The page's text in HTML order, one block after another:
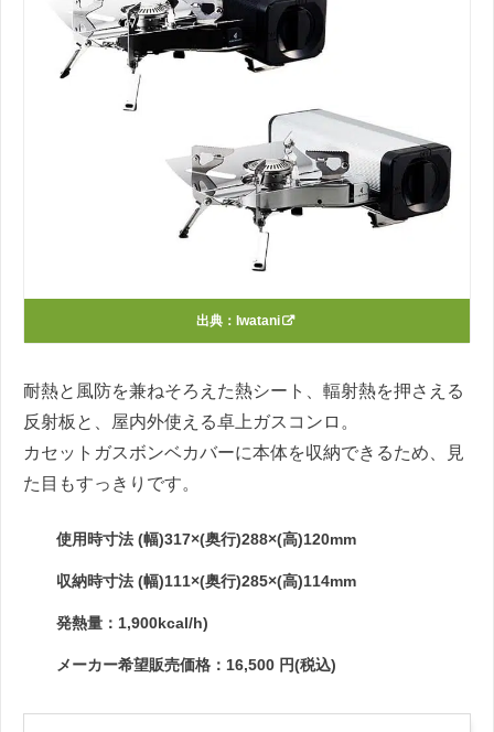
出典： Iwatani
耐熱と風防を兼ねそろえた熱シート、輻射熱を押さえる
反射板と、屋内外使える卓上ガスコンロ。
カセットガスボンベカバーに本体を収納できるため、見
た目もすっきりです。
使用時寸法 (幅)317×(奥行)288×(高)120mm
収納時寸法 (幅)111×(奥行)285×(高)114mm
発熱量：1,900kcal/h)
メーカー希望販売価格：16,500 円(税込)